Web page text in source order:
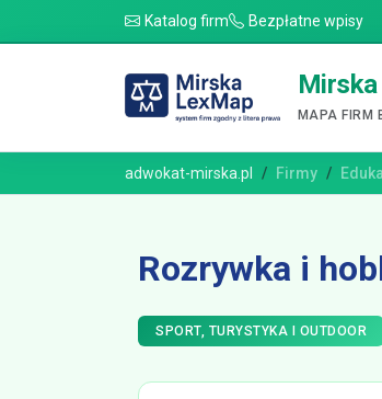
Katalog firm Bezpłatne wpisy
MAPA FIRM
adwokat-mirska.pl Firmy
Rozrywka i
SPORT, TURYSTYKA I OUTDOOR